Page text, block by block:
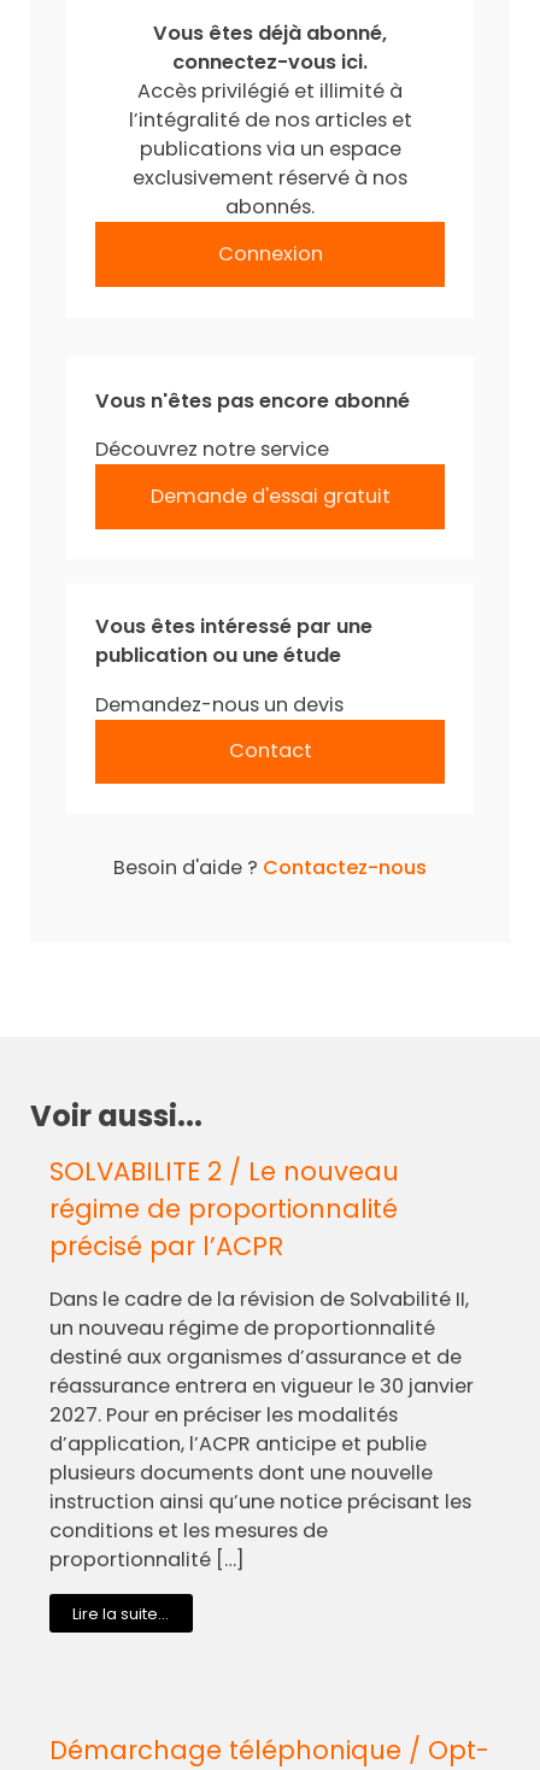
Vous êtes déjà abonné,
connectez-vous ici.
Accès privilégié et illimité à
l’intégralité de nos articles et
publications via un espace
exclusivement réservé à nos
abonnés.
Connexion
Vous n'êtes pas encore abonné
Découvrez notre service
Demande d'essai gratuit
Vous êtes intéressé par une
publication ou une étude
Demandez-nous un devis
Contact
Besoin d'aide ? Contactez-nous
Voir aussi...
SOLVABILITE 2 / Le nouveau
régime de proportionnalité
précisé par l’ACPR
Dans le cadre de la révision de Solvabilité II,
un nouveau régime de proportionnalité
destiné aux organismes d’assurance et de
réassurance entrera en vigueur le 30 janvier
2027. Pour en préciser les modalités
d’application, l’ACPR anticipe et publie
plusieurs documents dont une nouvelle
instruction ainsi qu’une notice précisant les
conditions et les mesures de
proportionnalité […]
Lire la suite...
Démarchage téléphonique / Opt-